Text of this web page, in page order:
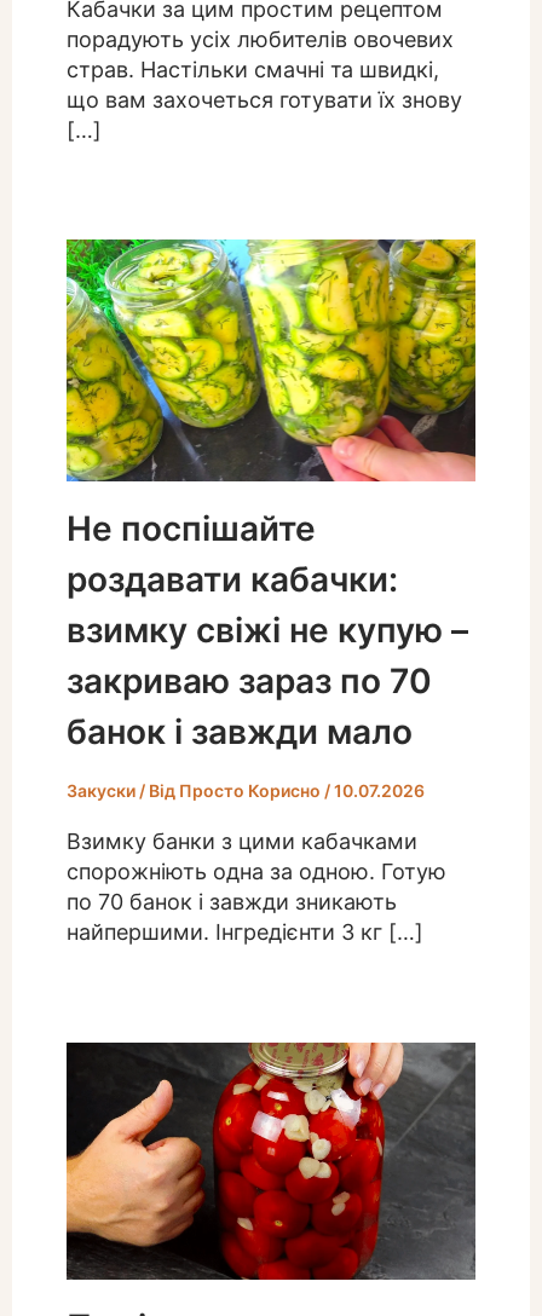
Кабачки за цим простим рецептом
порадують усіх любителів овочевих
страв. Настільки смачні та швидкі,
що вам захочеться готувати їх знову
[…]
Не поспішайте
роздавати кабачки:
взимку свіжі не купую –
закриваю зараз по 70
банок і завжди мало
Закуски/ Від Просто Корисно /10.07.2026
Взимку банки з цими кабачками
спорожніють одна за одною. Готую
по 70 банок і завжди зникають
найпершими. Інгредієнти 3 кг […]